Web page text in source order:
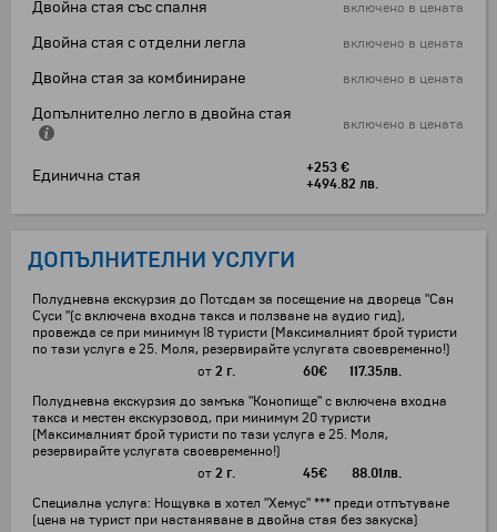
Двойна стая със спалня включено в цената
Двойна стая с отделни легла включено в цената
Двойна стая за комбиниране включено в цената
Допълнително легло в двойна стая
включено в цената
Единична стая
+253 €
+494.82 лв.
ДОПЪЛНИТЕЛНИ УСЛУГИ
Полудневна екскурзия до Потсдам за посещение на двореца "Сан
Суси "(с включена входна такса и ползване на аудио гид),
провежда се при минимум 18 туристи (Максималният брой туристи
по тази услуга е 25. Моля, резервирайте услугата своевременно!)
от 2 г. 60€ 117.35лв.
Полудневна екскурзия до замъка "Конопище" с включена входна
такса и местен екскурзовод, при минимум 20 туристи
(Максималният брой туристи по тази услуга е 25. Моля,
резервирайте услугата своевременно!)
от 2 г. 45€ 88.01лв.
Специална услуга: Нощувка в хотел "Хемус" *** преди отпътуване
(цена на турист при настаняване в двойна стая без закуска)